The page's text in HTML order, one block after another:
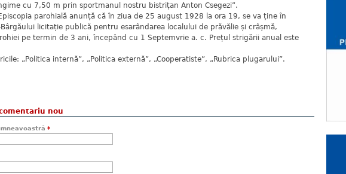
cu 7,50 m prin sportmanul nostru bistrițan Anton Csegezi”.
parohială anunță că în ziua de 25 august 1928 la ora 19, se va ține în
Bârgăului licitație publică pentru esarândarea localului de prăvălie și crâșmă,
pe termin de 3 ani, începând cu 1 Septemvrie a. c. Prețul strigării anual este
„Politica internă”, „Politica externă”, „Cooperatiste”, „Rubrica plugarului”.
nou
*